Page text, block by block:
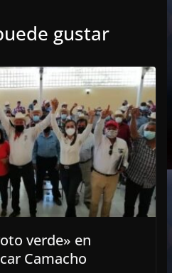
gustar
verde» en
Camacho